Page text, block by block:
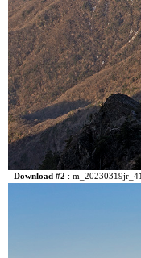
- Download #2 :